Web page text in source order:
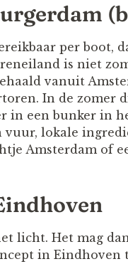
per boot,
is niet
vanuit
In de zomer
in een bunker in
lokale
Amsterdam of
licht. Het mag
in Eindhoven